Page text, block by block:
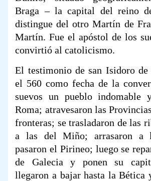
Braga – la capital del reino
distingue del otro Martín de
Martín. Fue el apóstol de los
convirtió al catolicismo.
El testimonio de san Isidoro de
el 560 como fecha de la
suevos un pueblo
Roma; atravesaron las
fronteras; se trasladaron de las
a las del Miño; arrasaron a
pasaron el Pirineo; luego se
de Galecia y ponen su
llegaron a bajar hasta la Bética